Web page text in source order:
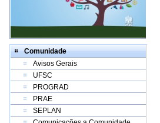
Comunidade
Avisos Gerais
UFSC
PROGRAD
PRAE
SEPLAN